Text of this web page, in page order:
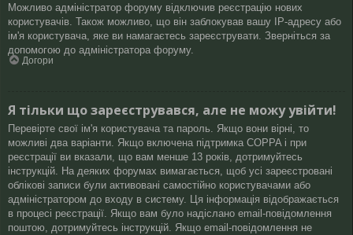
Можливо адміністратор форуму відключив реєстрацію нових
користувачів. Також можливо, що він заблокував вашу IP-адресу або
ім'я користувача, яке ви намагаєтесь зареєструвати. Зверніться за
допомогою до адміністратора форуму.
Догори
Я тільки що зареєструвався, але не можу увійти!
Перевірте свої ім'я користувача та пароль. Якщо вони вірні, то
можливі два варіанти. Якщо включена підтримка COPPA і при
реєстрації ви вказали, що вам менше 13 років, дотримуйтесь
інструкцій. На деяких форумах вимагається, щоб усі зареєстровані
облікові записи були активовані самостійно користувачами або
адміністратором до входу в систему. Ця інформація відображається
в процесі реєстрації. Якщо вам було надіслано email-повідомлення
поштою, дотримуйтесь інструкцій. Якщо email-повідомлення не